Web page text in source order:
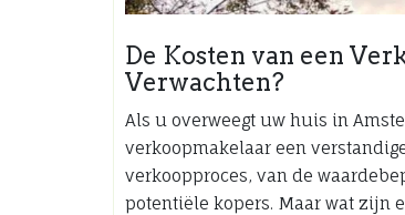
De Kosten van een
Verwachten?
Als u overweegt uw huis in
verkoopmakelaar een
verkoopproces, van de
potentiële kopers. Maar wat zijn